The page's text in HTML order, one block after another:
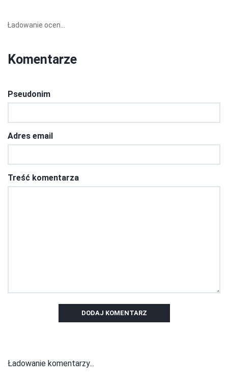
Ładowanie ocen...
Komentarze
Pseudonim
Adres email
Treść komentarza
DODAJ KOMENTARZ
Ładowanie komentarzy...